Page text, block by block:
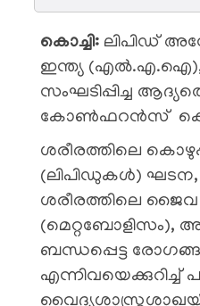
കൊച്ചി: ലിപിഡ്
ഇന്ത്യ (എല്‍.എ.ഐ),
സംഘടിപ്പിച്ച
കോണ്‍ഫറന്‍സ്
ശരീരത്തിലെ
(ലിപിഡുകൾ) ഘടന,
ശരീരത്തിലെ
(മെറ്റബോളിസം),
ബന്ധപ്പെട്ട
എന്നിവയെക്കുറിച്ച്